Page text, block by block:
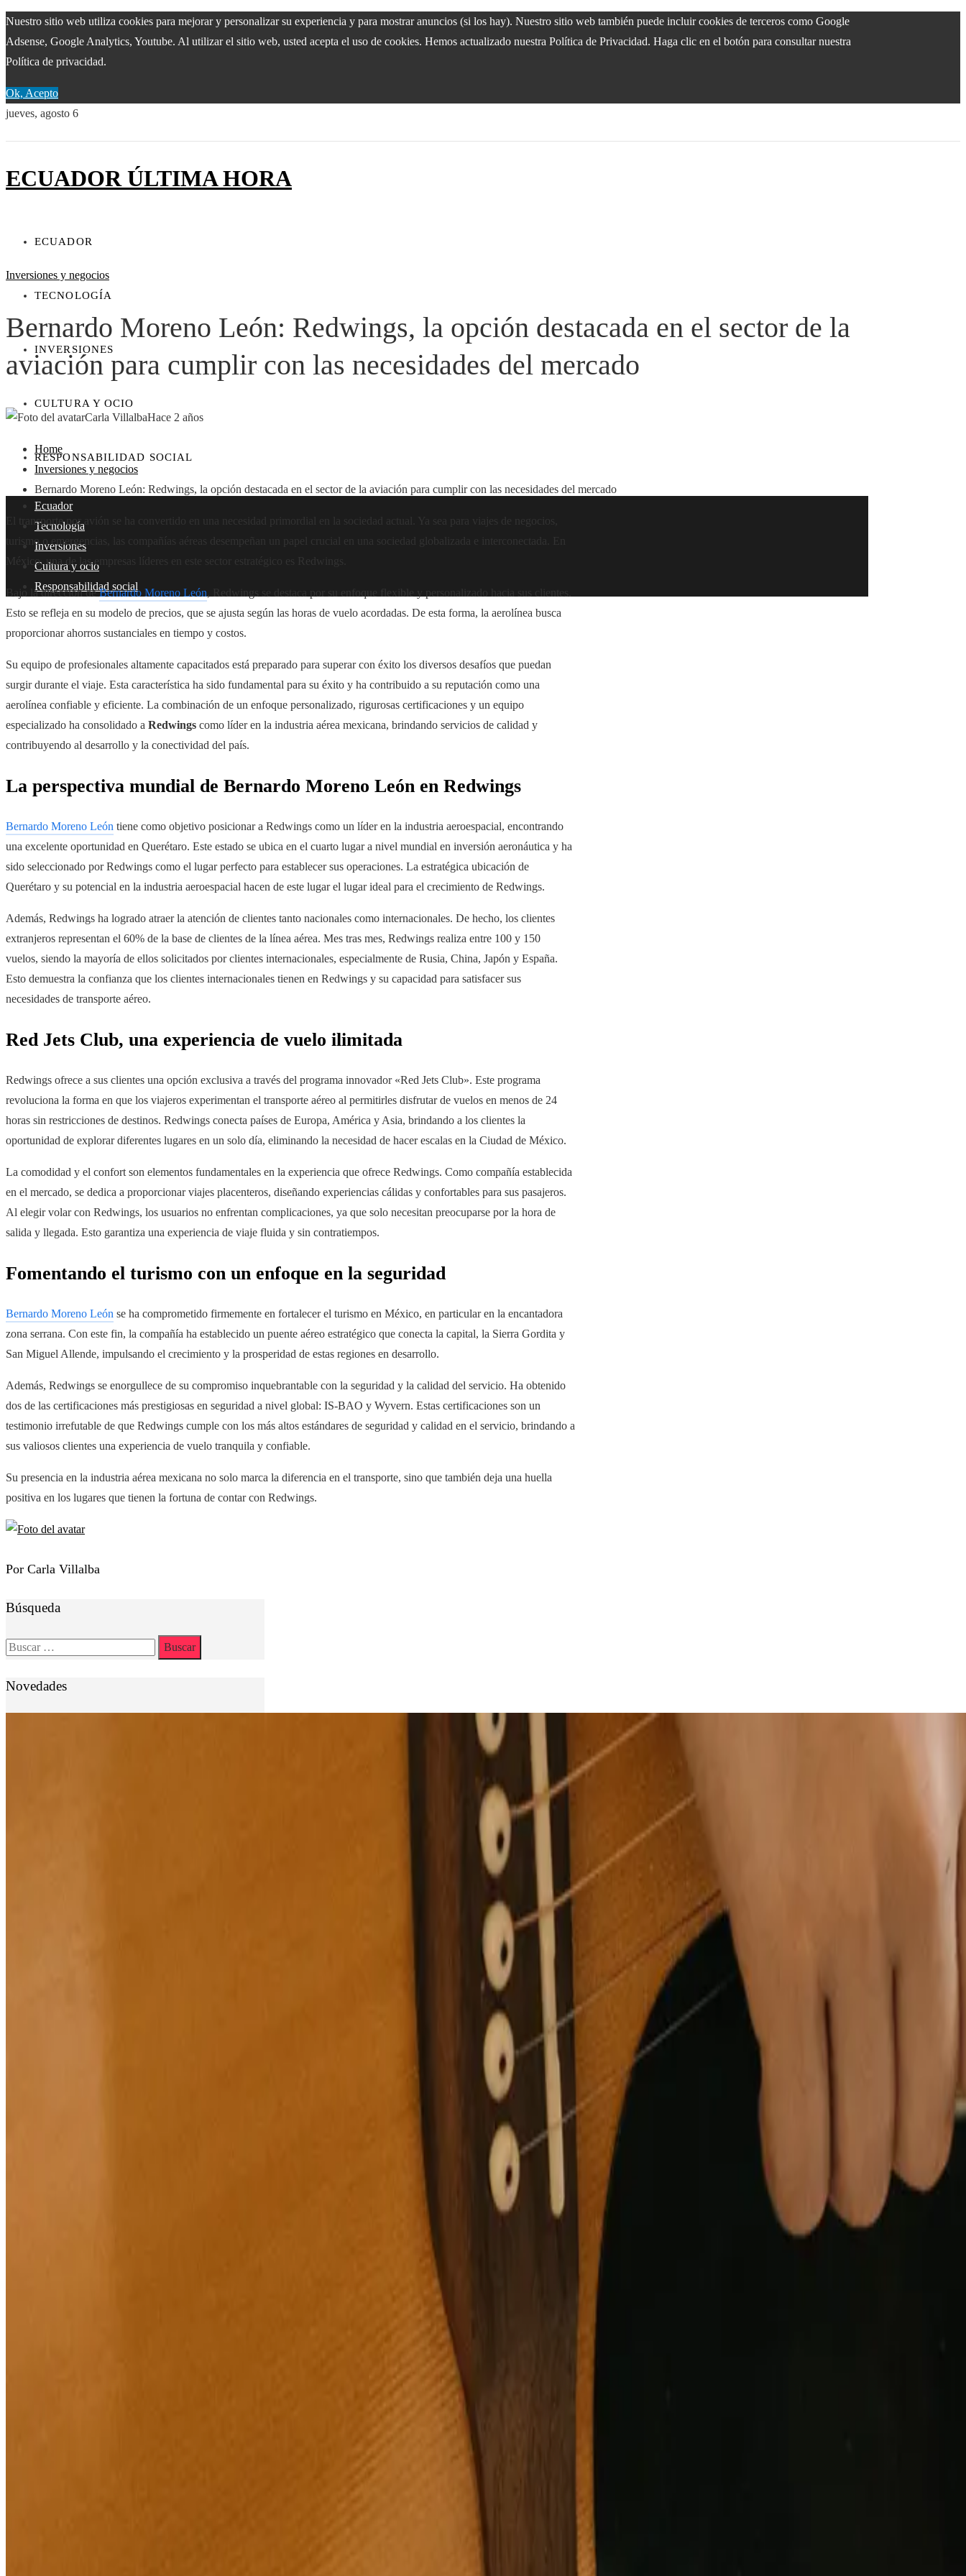
Nuestro sitio web utiliza cookies para mejorar y personalizar su experiencia y para mostrar anuncios (si los hay). Nuestro sitio web también puede incluir cookies de terceros como Google
Adsense, Google Analytics, Youtube. Al utilizar el sitio web, usted acepta el uso de cookies. Hemos actualizado nuestra Política de Privacidad. Haga clic en el botón para consultar nuestra
Política de privacidad.
Ok, Acepto
jueves, agosto 6
ECUADOR ÚLTIMA HORA
ECUADOR
TECNOLOGÍA
INVERSIONES
CULTURA Y OCIO
RESPONSABILIDAD SOCIAL
Ecuador
Tecnología
Inversiones
Cultura y ocio
Responsabilidad social
Inversiones y negocios
Bernardo Moreno León: Redwings, la opción destacada en el sector de la
aviación para cumplir con las necesidades del mercado
Carla VillalbaHace 2 años
Home
Inversiones y negocios
Bernardo Moreno León: Redwings, la opción destacada en el sector de la aviación para cumplir con las necesidades del mercado
El transporte por avión se ha convertido en una necesidad primordial en la sociedad actual. Ya sea para viajes de negocios,
turismo o emergencias, las compañías aéreas desempeñan un papel crucial en una sociedad globalizada e interconectada. En
México, una de las empresas líderes en este sector estratégico es Redwings.
Bajo la dirección deBernardo Moreno León
Esto se refleja en su modelo de precios, que se ajusta según las horas de vuelo acordadas. De esta forma, la aerolínea busca
proporcionar ahorros sustanciales en tiempo y costos.
Su equipo de profesionales altamente capacitados está preparado para superar con éxito los diversos desafíos que puedan
surgir durante el viaje. Esta característica ha sido fundamental para su éxito y ha contribuido a su reputación como una
aerolínea confiable y eficiente. La combinación de un enfoque personalizado, rigurosas certificaciones y un equipo
especializado ha consolidado a Redwings como líder en la industria aérea mexicana, brindando servicios de calidad y
contribuyendo al desarrollo y la conectividad del país.
La perspectiva mundial de Bernardo Moreno León en Redwings
Bernardo Moreno León tiene como objetivo posicionar a Redwings como un líder en la industria aeroespacial, encontrando
una excelente oportunidad en Querétaro. Este estado se ubica en el cuarto lugar a nivel mundial en inversión aeronáutica y ha
sido seleccionado por Redwings como el lugar perfecto para establecer sus operaciones. La estratégica ubicación de
Querétaro y su potencial en la industria aeroespacial hacen de este lugar el lugar ideal para el crecimiento de Redwings.
Además, Redwings ha logrado atraer la atención de clientes tanto nacionales como internacionales. De hecho, los clientes
extranjeros representan el 60% de la base de clientes de la línea aérea. Mes tras mes, Redwings realiza entre 100 y 150
vuelos, siendo la mayoría de ellos solicitados por clientes internacionales, especialmente de Rusia, China, Japón y España.
Esto demuestra la confianza que los clientes internacionales tienen en Redwings y su capacidad para satisfacer sus
necesidades de transporte aéreo.
Red Jets Club, una experiencia de vuelo ilimitada
Redwings ofrece a sus clientes una opción exclusiva a través del programa innovador «Red Jets Club». Este programa
revoluciona la forma en que los viajeros experimentan el transporte aéreo al permitirles disfrutar de vuelos en menos de 24
horas sin restricciones de destinos. Redwings conecta países de Europa, América y Asia, brindando a los clientes la
oportunidad de explorar diferentes lugares en un solo día, eliminando la necesidad de hacer escalas en la Ciudad de México.
La comodidad y el confort son elementos fundamentales en la experiencia que ofrece Redwings. Como compañía establecida
en el mercado, se dedica a proporcionar viajes placenteros, diseñando experiencias cálidas y confortables para sus pasajeros.
Al elegir volar con Redwings, los usuarios no enfrentan complicaciones, ya que solo necesitan preocuparse por la hora de
salida y llegada. Esto garantiza una experiencia de viaje fluida y sin contratiempos.
Fomentando el turismo con un enfoque en la seguridad
Bernardo Moreno León se ha comprometido firmemente en fortalecer el turismo en México, en particular en la encantadora
zona serrana. Con este fin, la compañía ha establecido un puente aéreo estratégico que conecta la capital, la Sierra Gordita y
San Miguel Allende, impulsando el crecimiento y la prosperidad de estas regiones en desarrollo.
Además, Redwings se enorgullece de su compromiso inquebrantable con la seguridad y la calidad del servicio. Ha obtenido
dos de las certificaciones más prestigiosas en seguridad a nivel global: IS-BAO y Wyvern. Estas certificaciones son un
testimonio irrefutable de que Redwings cumple con los más altos estándares de seguridad y calidad en el servicio, brindando a
sus valiosos clientes una experiencia de vuelo tranquila y confiable.
Su presencia en la industria aérea mexicana no solo marca la diferencia en el transporte, sino que también deja una huella
positiva en los lugares que tienen la fortuna de contar con Redwings.
Por Carla Villalba
Búsqueda
Buscar:
Novedades